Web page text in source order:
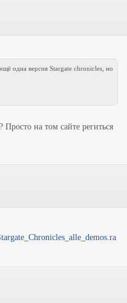
одна версия Stargate chronicles, но
на том сайте региться